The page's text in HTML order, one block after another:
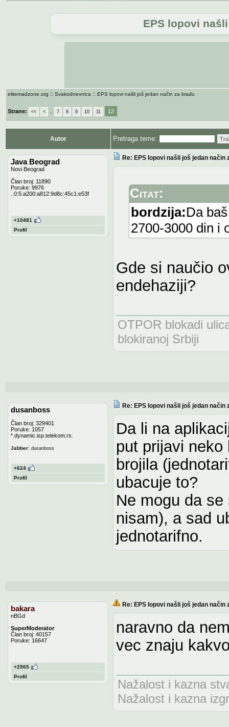
EPS lopovi
elitemadzone.org :: Svakodnevnica :: EPS lopovi našli još jedan način za krađu
Strane: << < 7 8 9 10 11 12
Autor Pretraga teme:
Java Beograd
Novi Beograd
Član broj: 11890
Poruke: 9976
..0:5:a200:a812:9d8c:45c1:e53f
+10481
Profil
Re: EPS lopovi našli još jedan način
Citat:
bordzija:Da
2700-3000 din i
Gde si naučio
endehaziji?
OTPOR blokadi
blokiranoj Srbiji
dusanboss
Član broj: 329401
Poruke: 1057
*.dynamic.isp.telekom.rs.
Jabber: dusanboss
+624
Profil
Re: EPS lopovi našli još jedan način
Da li na
put prijavi
brojila
ubacuje to?
Ne mogu da
nisam), a sad
jednotarifno.
bakara
nBGd
SuperModerator
Član broj: 40157
Poruke: 16647
+2965
Profil
Re: EPS lopovi našli još jedan način
naravno da
vec znaju
Nažalost i kazna
Nažalost i kazna